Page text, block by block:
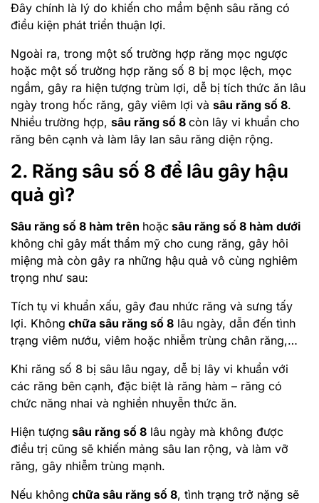
Đây chính là lý do khiến cho mầm bệnh sâu răng có
điều kiện phát triển thuận lợi.
Ngoài ra, trong một số trường hợp răng mọc ngược
hoặc một số trường hợp răng số 8 bị mọc lệch, mọc
ngầm, gây ra hiện tượng trùm lợi, dễ bị tích thức ăn lâu
ngày trong hốc răng, gây viêm lợi và sâu răng số 8.
Nhiều trường hợp, sâu răng số 8 còn lây vi khuẩn cho
răng bên cạnh và làm lây lan sâu răng diện rộng.
2. Răng sâu số 8 để lâu gây hậu
quả gì?
Sâu răng số 8 hàm trên hoặc sâu răng số 8 hàm dưới
không chỉ gây mất thẩm mỹ cho cung răng, gây hôi
miệng mà còn gây ra những hậu quả vô cùng nghiêm
trọng như sau:
Tích tụ vi khuẩn xấu, gây đau nhức răng và sưng tấy
lợi. Không chữa sâu răng số 8 lâu ngày, dẫn đến tình
trạng viêm nướu, viêm hoặc nhiễm trùng chân răng,…
Khi răng số 8 bị sâu lâu ngay, dễ bị lây vi khuẩn với
các răng bên cạnh, đặc biệt là răng hàm – răng có
chức năng nhai và nghiền nhuyễn thức ăn.
Hiện tượng sâu răng số 8 lâu ngày mà không được
điều trị cũng sẽ khiến mảng sâu lan rộng, và làm vỡ
răng, gây nhiễm trùng mạnh.
Nếu không chữa sâu răng số 8, tình trạng trở nặng sẽ